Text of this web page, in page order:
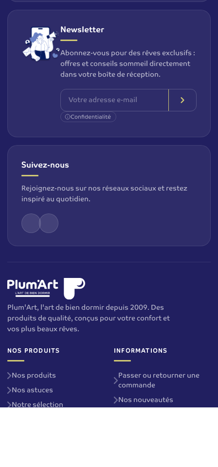
Newsletter
Abonnez-vous pour des rêves exclusifs :
offres et conseils sommeil directement
dans votre boîte de réception.
Confidentialité
Suivez-nous
Rejoignez-nous sur nos réseaux sociaux et restez
inspiré au quotidien.
Plum'Art, l'art de bien dormir depuis 2009. Des
produits de qualité, conçus pour votre confort et
vos plus beaux rêves.
NOS PRODUITS
Nos produits
Nos astuces
Notre sélection
INFORMATIONS
Passer ou retourner une
commande
Nos nouveautés